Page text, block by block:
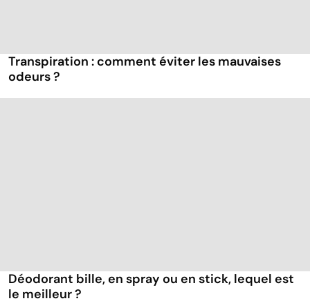
Transpiration : comment éviter les mauvaises
odeurs ?
Déodorant bille, en spray ou en stick, lequel est
le meilleur ?